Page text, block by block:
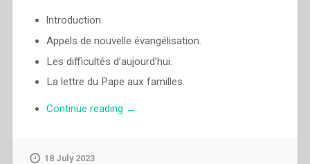
lntroduction.
Appels de nouvelle évangélisation.
Les difficultés d’aujourd’hui.
La lettre du Pape aux familles.
Continue reading “Egidio
→
18 July 2023